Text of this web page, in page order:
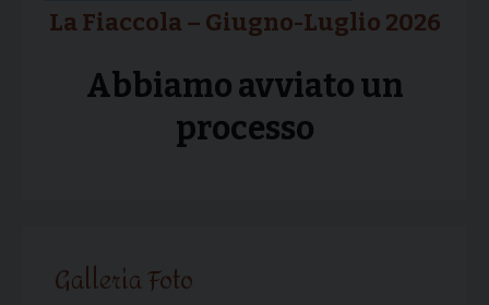
La Fiaccola – Giugno-Luglio 2026
Abbiamo avviato un
processo
Galleria Foto